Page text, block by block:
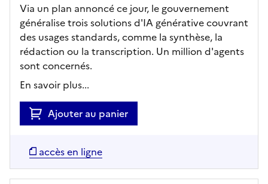
Via un plan annoncé ce jour, le gouvernement
généralise trois solutions d'IA générative couvrant
des usages standards, comme la synthèse, la
rédaction ou la transcription. Un million d'agents
sont concernés.
En savoir plus...
Ajouter au panier
accès en ligne